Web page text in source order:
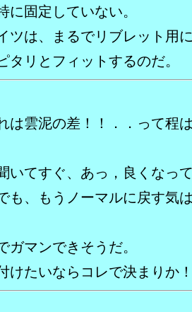
に固定していない。
ツは、まるでリブレット用
タリとフィットするのだ。
は雲泥の差！！．．って程
いてすぐ、あっ，良くなっ
も、もうノーマルに戻す気
ガマンできそうだ。
けたいならコレで決まりか